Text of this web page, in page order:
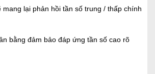
mang lại phản hồi tần số trung / thấp chính
bằng đảm bảo đáp ứng tần số cao rõ